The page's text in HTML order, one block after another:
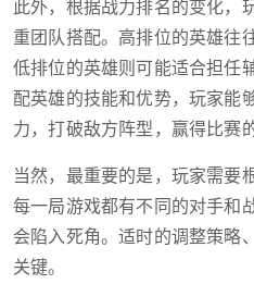
此外，根据战力排名的变化，
重团队搭配。高排位的英雄往
低排位的英雄则可能适合担任
配英雄的技能和优势，玩家能
力，打破敌方阵型，赢得比赛
当然，最重要的是，玩家需要
每一局游戏都有不同的对手和
会陷入死角。适时的调整策略
关键。